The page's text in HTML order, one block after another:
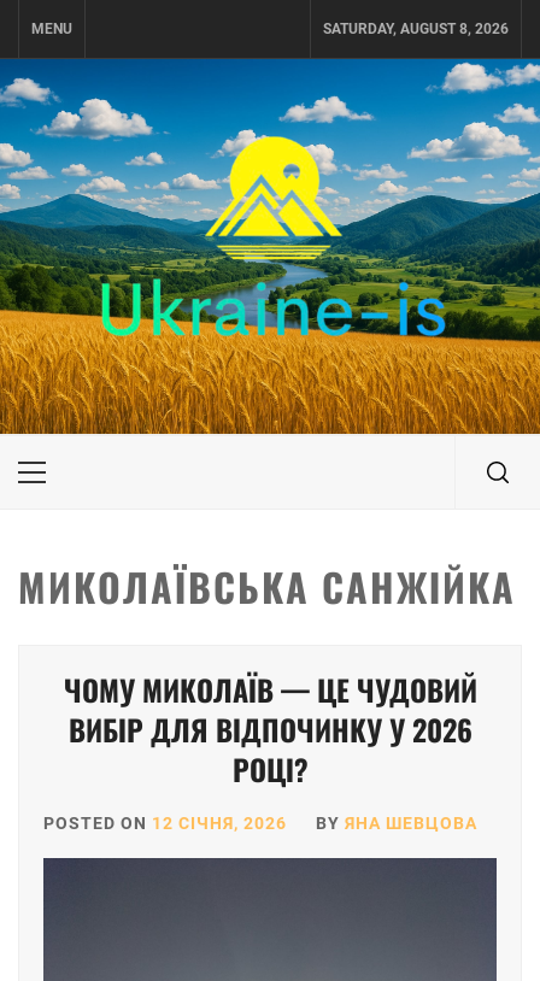
MENU SATURDAY, AUGUST 8, 2026
UKRAINE-IS
ПОДОРОЖI ПО УКРАЇНІ
Primary
МИКОЛАЇВСЬКА САНЖІЙКА
ЧОМУ МИКОЛАЇВ — ЦЕ ЧУДОВИЙ
ВИБІР ДЛЯ ВІДПОЧИНКУ У 2026
РОЦІ?
POSTED ON 12 СІЧНЯ, 2026 BY ЯНА ШЕВЦОВА